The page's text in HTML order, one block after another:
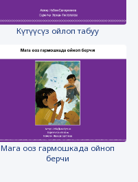
Күтүүсүз ойлоп табуу
Мага ооз гармошкада ойноп
берчи